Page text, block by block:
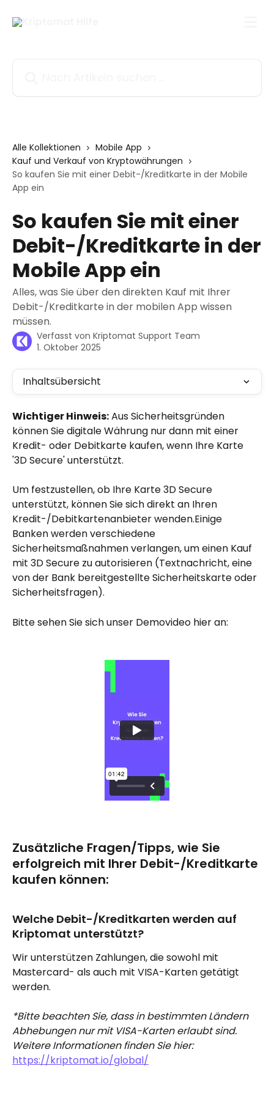
Alle Kollektionen
Mobile App
Kauf und Verkauf von Kryptowährungen
So kaufen Sie mit einer Debit-/Kreditkarte in der Mobile
App ein
So kaufen Sie mit einer
Debit-/Kreditkarte in der
Mobile App ein
Alles, was Sie über den direkten Kauf mit Ihrer
Debit-/Kreditkarte in der mobilen App wissen
müssen.
Verfasst von Kriptomat Support Team
1. Oktober 2025
Inhaltsübersicht
Wichtiger Hinweis: Aus Sicherheitsgründen
können Sie digitale Währung nur dann mit einer
Kredit- oder Debitkarte kaufen, wenn Ihre Karte
'3D Secure' unterstützt.
Um festzustellen, ob Ihre Karte 3D Secure
unterstützt, können Sie sich direkt an Ihren
Kredit-/Debitkartenanbieter wenden.Einige
Banken werden verschiedene
Sicherheitsmaßnahmen verlangen, um einen Kauf
mit 3D Secure zu autorisieren (Textnachricht, eine
von der Bank bereitgestellte Sicherheitskarte oder
Sicherheitsfragen).
Bitte sehen Sie sich unser Demovideo hier an:
Zusätzliche Fragen/Tipps, wie Sie
erfolgreich mit Ihrer Debit-/Kreditkarte
kaufen können:
Welche Debit-/Kreditkarten werden auf
Kriptomat unterstützt?
Wir unterstützen Zahlungen, die sowohl mit
Mastercard- als auch mit VISA-Karten getätigt
werden.
*Bitte beachten Sie, dass in bestimmten Ländern
Abhebungen nur mit VISA-Karten erlaubt sind.
Weitere Informationen finden Sie hier:
https://kriptomat.io/global/